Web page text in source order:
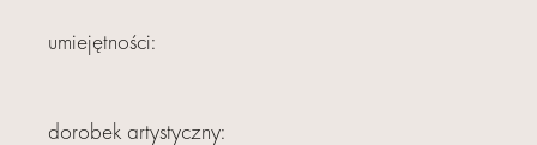
umiejętności:
dorobek artystyczny: